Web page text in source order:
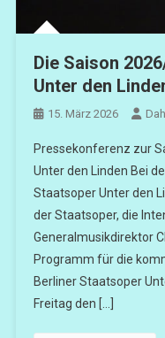
Die Saison
Unter den
15. März 2026
Pressekonferenz zur
Unter den Linden Bei
Staatsoper Unter den
der Staatsoper, die
Generalmusikdirektor
Programm für die
Berliner Staatsoper
Freitag den […]